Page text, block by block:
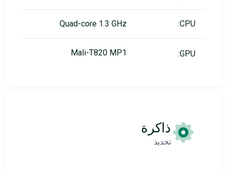
CPU:
Quad-core 1.3 GHz
GPU:
Mali-T820 MP1
ذاكرة
تحديد